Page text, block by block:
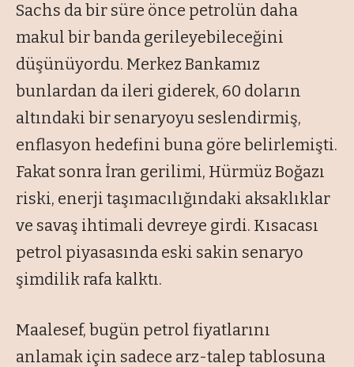
Sachs da bir süre önce petrolün daha
makul bir banda gerileyebileceğini
düşünüyordu. Merkez Bankamız
bunlardan da ileri giderek, 60 doların
altındaki bir senaryoyu seslendirmiş,
enflasyon hedefini buna göre belirlemişti.
Fakat sonra İran gerilimi, Hürmüz Boğazı
riski, enerji taşımacılığındaki aksaklıklar
ve savaş ihtimali devreye girdi. Kısacası
petrol piyasasında eski sakin senaryo
şimdilik rafa kalktı.
Maalesef, bugün petrol fiyatlarını
anlamak için sadece arz-talep tablosuna